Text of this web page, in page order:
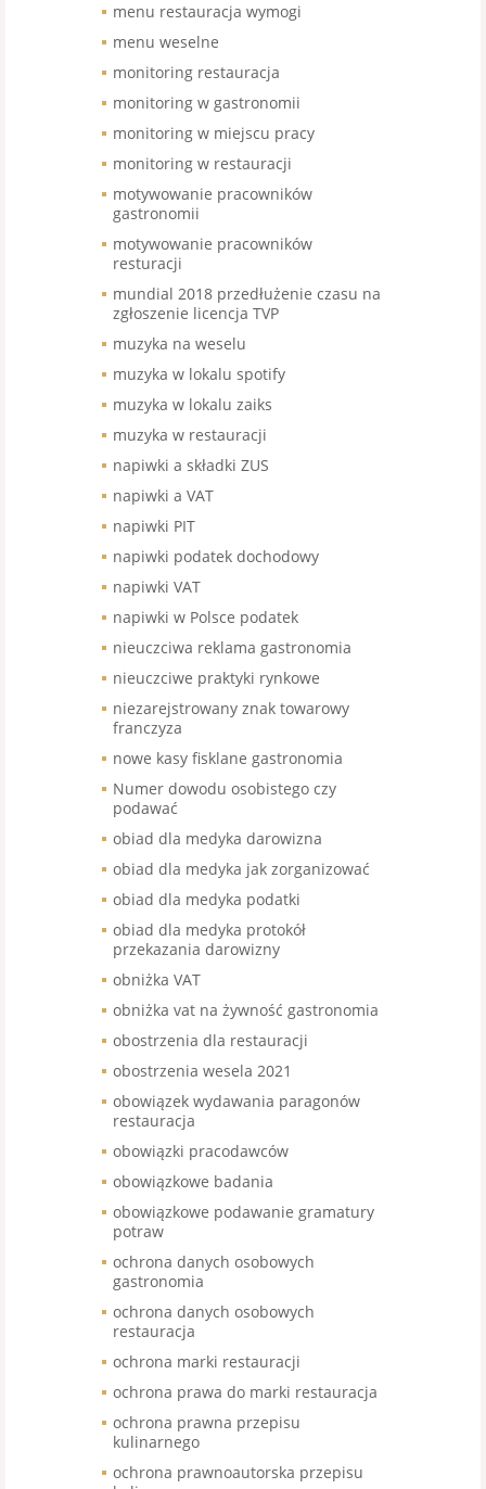
menu restauracja wymogi
menu weselne
monitoring restauracja
monitoring w gastronomii
monitoring w miejscu pracy
monitoring w restauracji
motywowanie pracowników
gastronomii
motywowanie pracowników
resturacji
mundial 2018 przedłużenie czasu na
zgłoszenie licencja TVP
muzyka na weselu
muzyka w lokalu spotify
muzyka w lokalu zaiks
muzyka w restauracji
napiwki a składki ZUS
napiwki a VAT
napiwki PIT
napiwki podatek dochodowy
napiwki VAT
napiwki w Polsce podatek
nieuczciwa reklama gastronomia
nieuczciwe praktyki rynkowe
niezarejstrowany znak towarowy
franczyza
nowe kasy fisklane gastronomia
Numer dowodu osobistego czy
podawać
obiad dla medyka darowizna
obiad dla medyka jak zorganizować
obiad dla medyka podatki
obiad dla medyka protokół
przekazania darowizny
obniżka VAT
obniżka vat na żywność gastronomia
obostrzenia dla restauracji
obostrzenia wesela 2021
obowiązek wydawania paragonów
restauracja
obowiązki pracodawców
obowiązkowe badania
obowiązkowe podawanie gramatury
potraw
ochrona danych osobowych
gastronomia
ochrona danych osobowych
restauracja
ochrona marki restauracji
ochrona prawa do marki restauracja
ochrona prawna przepisu
kulinarnego
ochrona prawnoautorska przepisu